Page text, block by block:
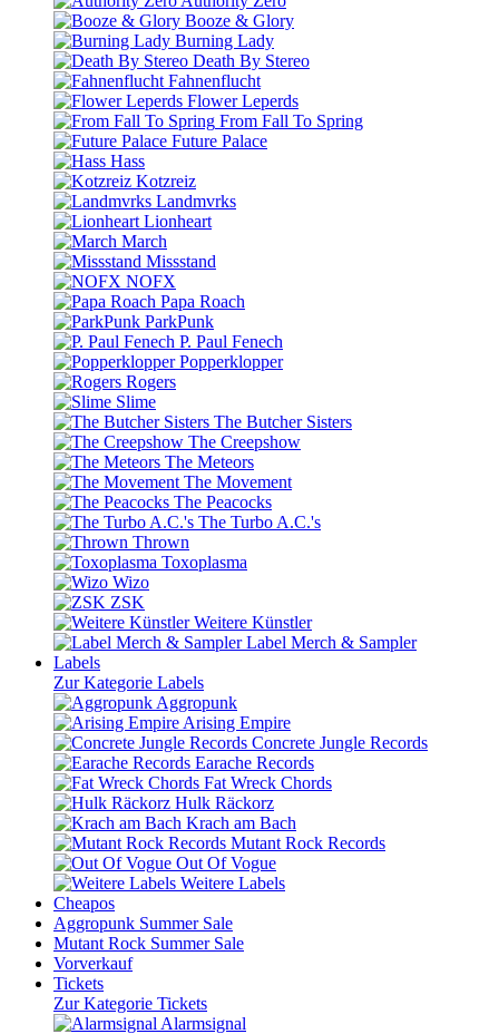
Booze & Glory
Burning Lady
Death By Stereo
Fahnenflucht
Flower Leperds
From Fall To Spring
Future Palace
Hass
Kotzreiz
Landmvrks
Lionheart
March
Missstand
NOFX
Papa Roach
ParkPunk
P. Paul Fenech
Popperklopper
Rogers
Slime
The Butcher Sisters
The Creepshow
The Meteors
The Movement
The Peacocks
The Turbo A.C.'s
Thrown
Toxoplasma
Wizo
ZSK
Weitere Künstler
Label Merch & Sampler
Labels
Zur Kategorie Labels
Aggropunk
Arising Empire
Concrete Jungle Records
Earache Records
Fat Wreck Chords
Hulk Räckorz
Krach am Bach
Mutant Rock Records
Out Of Vogue
Weitere Labels
Cheapos
Aggropunk Summer Sale
Mutant Rock Summer Sale
Vorverkauf
Tickets
Zur Kategorie Tickets
Alarmsignal